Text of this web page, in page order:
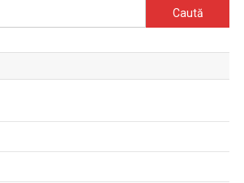
Caută
după: